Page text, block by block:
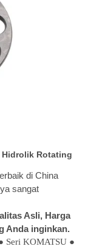
Hidrolik Rotating
di China
sangat
Asli, Harga
Anda inginkan.
Seri KOMATSU ●